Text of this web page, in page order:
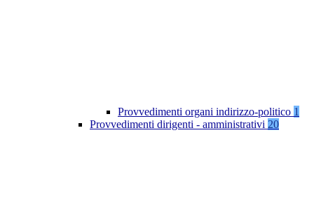
Provvedimenti organi indirizzo-politico 1
Provvedimenti dirigenti - amministrativi 20